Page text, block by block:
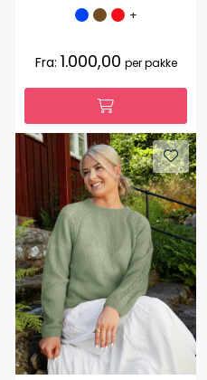
+
Fra: 1.000,00 per pakke